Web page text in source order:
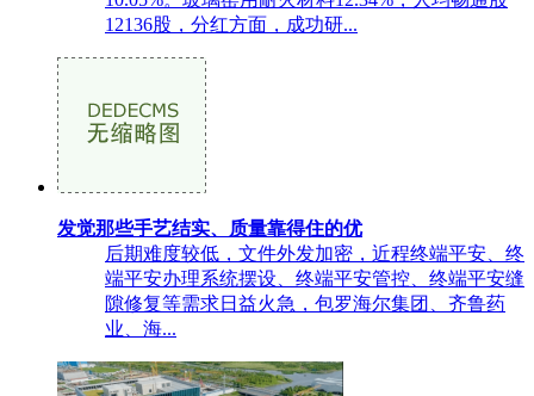
12136股，分红方面，成功研...
发觉那些手艺结实、质量靠得住的优
后期难度较低，文件外发加密，近程终端平安、终
端平安办理系统摆设、终端平安管控、终端平安缝
隙修复等需求日益火急，包罗海尔集团、齐鲁药
业、海...